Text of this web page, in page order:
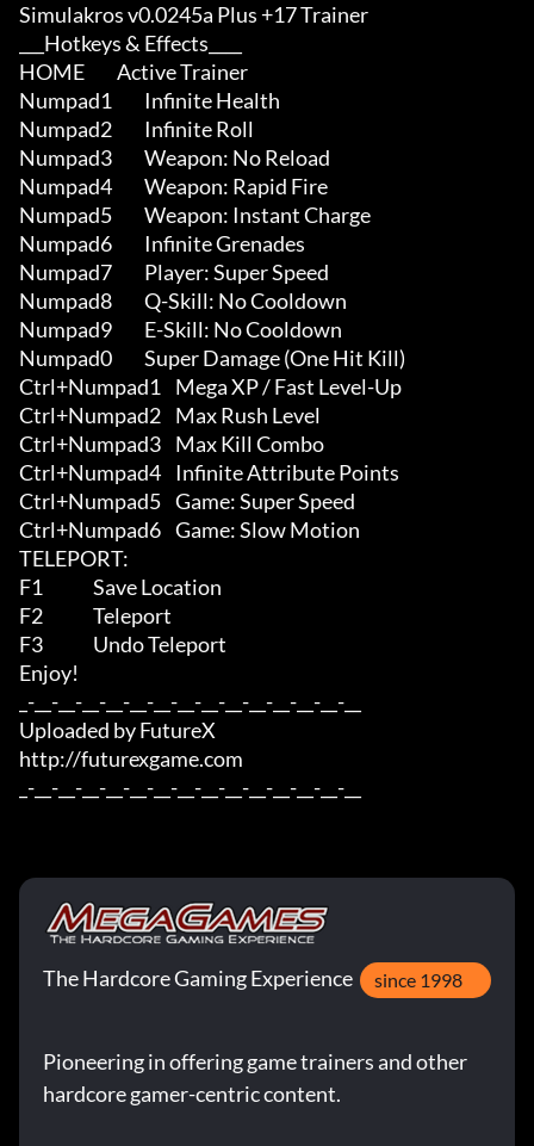
Simulakros v0.0245a Plus +17 Trainer
___Hotkeys & Effects____
HOME         Active Trainer
Numpad1         Infinite Health
Numpad2         Infinite Roll
Numpad3         Weapon: No Reload
Numpad4         Weapon: Rapid Fire
Numpad5         Weapon: Instant Charge
Numpad6         Infinite Grenades
Numpad7         Player: Super Speed
Numpad8         Q-Skill: No Cooldown
Numpad9         E-Skill: No Cooldown
Numpad0         Super Damage (One Hit Kill)
Ctrl+Numpad1    Mega XP / Fast Level-Up
Ctrl+Numpad2    Max Rush Level
Ctrl+Numpad3    Max Kill Combo
Ctrl+Numpad4    Infinite Attribute Points
Ctrl+Numpad5    Game: Super Speed
Ctrl+Numpad6    Game: Slow Motion
TELEPORT:
F1              Save Location
F2              Teleport
F3              Undo Teleport
Enjoy!
_-__-__-__-__-__-__-__-__-__-__-__-__-__-__
Uploaded by FutureX
http://futurexgame.com
_-__-__-__-__-__-__-__-__-__-__-__-__-__-__
The Hardcore Gaming Experience since 1998
Pioneering in offering game trainers and other
hardcore gamer-centric content.